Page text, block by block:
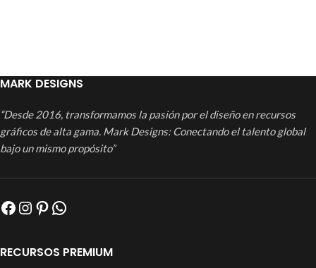
MARK DESIGNS
“Desde 2016, transformamos la pasión por el diseño en recursos
gráficos de alta gama. Mark Designs: Conectando el talento global
bajo un mismo propósito”
RECURSOS PREMIUM